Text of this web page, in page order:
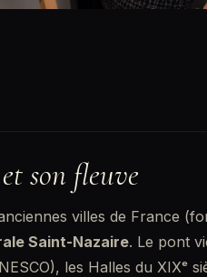
son fleuve
villes de France
Saint-Nazaire. Le pont
les Halles du XIXᵉ